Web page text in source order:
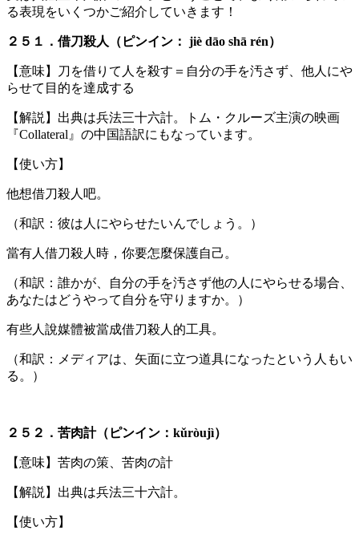
る表現をいくつかご紹介していきます！
２５１．借刀殺人（ピンイン： jiè dāo shā rén）
【意味】刀を借りて人を殺す＝自分の手を汚さず、他人にや
らせて目的を達成する
【解説】出典は兵法三十六計。トム・クルーズ主演の映画
『Collateral』の中国語訳にもなっています。
【使い方】
他想借刀殺人吧。
（和訳：彼は人にやらせたいんでしょう。）
當有人借刀殺人時，你要怎麼保護自己。
（和訳：誰かが、自分の手を汚さず他の人にやらせる場合、
あなたはどうやって自分を守りますか。）
有些人說媒體被當成借刀殺人的工具。
（和訳：メディアは、矢面に立つ道具になったという人もい
る。）
２５２．苦肉計（ピンイン：kǔròujì）
【意味】苦肉の策、苦肉の計
【解説】出典は兵法三十六計。
【使い方】